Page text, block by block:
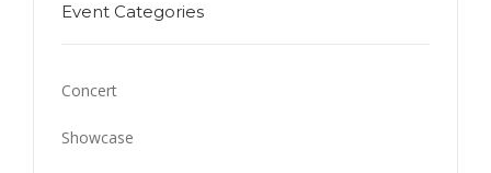
Event Categories
Concert
Showcase